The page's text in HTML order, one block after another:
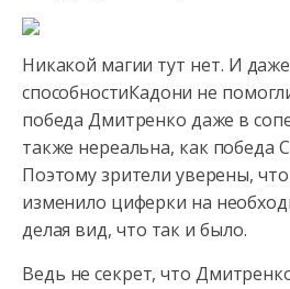
Никакой магии тут нет. И
способностиКадони не
победа Дмитренко даже в
также нереальна, как победа
Поэтому зрители уверены,
изменило циферки на
делая вид, что так и было.
Ведь не секрет, что